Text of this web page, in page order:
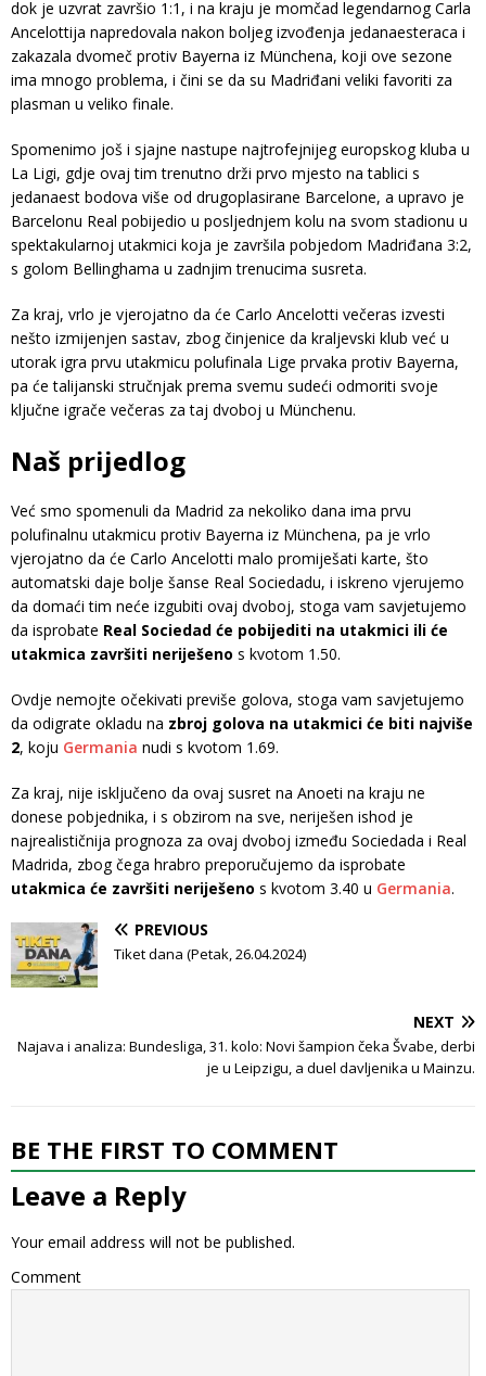
dok je uzvrat završio 1:1, i na kraju je momčad legendarnog Carla
Ancelottija napredovala nakon boljeg izvođenja jedanaesteraca i
zakazala dvomeč protiv Bayerna iz Münchena, koji ove sezone
ima mnogo problema, i čini se da su Madriđani veliki favoriti za
plasman u veliko finale.
Spomenimo još i sjajne nastupe najtrofejnijeg europskog kluba u
La Ligi, gdje ovaj tim trenutno drži prvo mjesto na tablici s
jedanaest bodova više od drugoplasirane Barcelone, a upravo je
Barcelonu Real pobijedio u posljednjem kolu na svom stadionu u
spektakularnoj utakmici koja je završila pobjedom Madriđana 3:2,
s golom Bellinghama u zadnjim trenucima susreta.
Za kraj, vrlo je vjerojatno da će Carlo Ancelotti večeras izvesti
nešto izmijenjen sastav, zbog činjenice da kraljevski klub već u
utorak igra prvu utakmicu polufinala Lige prvaka protiv Bayerna,
pa će talijanski stručnjak prema svemu sudeći odmoriti svoje
ključne igrače večeras za taj dvoboj u Münchenu.
Naš prijedlog
Već smo spomenuli da Madrid za nekoliko dana ima prvu
polufinalnu utakmicu protiv Bayerna iz Münchena, pa je vrlo
vjerojatno da će Carlo Ancelotti malo promiješati karte, što
automatski daje bolje šanse Real Sociedadu, i iskreno vjerujemo
da domaći tim neće izgubiti ovaj dvoboj, stoga vam savjetujemo
da isprobate Real Sociedad će pobijediti na utakmici ili će
utakmica završiti neriješeno s kvotom 1.50.
Ovdje nemojte očekivati previše golova, stoga vam savjetujemo
da odigrate okladu na zbroj golova na utakmici će biti najviše
2, koju Germania nudi s kvotom 1.69.
Za kraj, nije isključeno da ovaj susret na Anoeti na kraju ne
donese pobjednika, i s obzirom na sve, neriješen ishod je
najrealističnija prognoza za ovaj dvoboj između Sociedada i Real
Madrida, zbog čega hrabro preporučujemo da isprobate
utakmica će završiti neriješeno s kvotom 3.40 u Germania.
PREVIOUS
Tiket dana (Petak, 26.04.2024)
NEXT
Najava i analiza: Bundesliga, 31. kolo: Novi šampion čeka Švabe, derbi
je u Leipzigu, a duel davljenika u Mainzu.
BE THE FIRST TO COMMENT
Leave a Reply
Your email address will not be published.
Comment